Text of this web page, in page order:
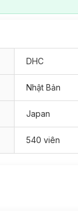
DHC
Nhật Bản
Japan
540 viên